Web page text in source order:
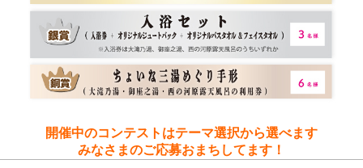
開催中のコンテストはテーマ選択から選べます
みなさまのご応募おまちしてます！